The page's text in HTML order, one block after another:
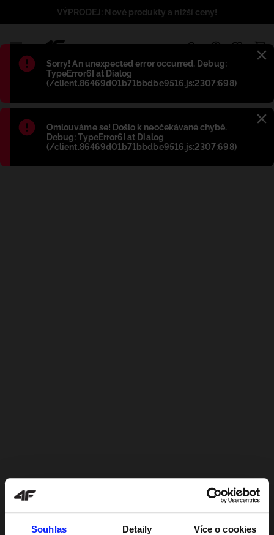
Souhlas Detaily Více o cookies
Błąd:
Sorry! An unexpected error occurred. Debug:
TypeError6I at Dialog
(/client.86469d01b71bbdbe9516.js:2307:698)
Błąd:
Omlouváme se! Došlo k neočekávané chybě.
Debug: TypeError6I at Dialog
(/client.86469d01b71bbdbe9516.js:2307:698)
VÝPRODEJ: Nové produkty a nižší ceny!